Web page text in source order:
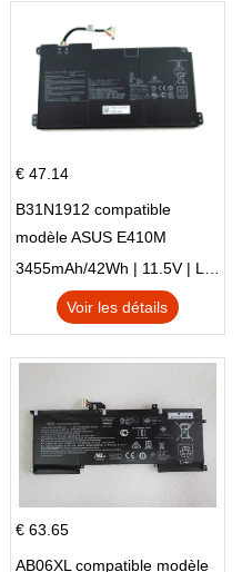
€ 47.14
B31N1912 compatible
modèle ASUS E410M
E410MA L410MA
3455mAh/42Wh | 11.5V | Li-ion ...
Voir les détails
€ 63.65
AB06XL compatible modèle